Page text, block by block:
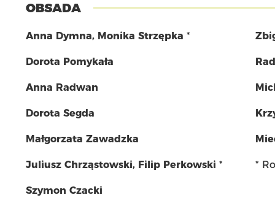
OBSADA
Anna Dymna, Monika Strzępka *
Dorota Pomykała
Anna Radwan
Dorota Segda
Małgorzata Zawadzka
Juliusz Chrząstowski, Filip Perkowski *
Szymon Czacki
*